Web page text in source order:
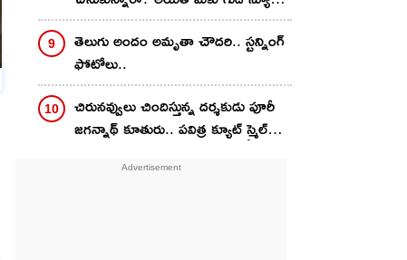
ఆరోజే డబ్బులు వేస్తారట
తెలుగు అందం అమృతా చౌద‌రి.. స్ట‌న్నింగ్
ఫోటోలు..
చిరున‌వ్వులు చిందిస్తున్న ద‌ర్శ‌కుడు పూరీ
జ‌గ‌న్నాథ్ కూతురు.. ప‌విత్ర క్యూట్ స్మైల్